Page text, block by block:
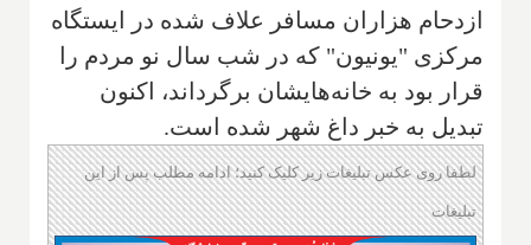
ازدحام هزاران مسافر علاف شده در ایستگاه
مرکزی "یونیون" که در شب سال نو مردم را
قرار بود به خانه‌هایشان برگرداند، اکنون
تبدیل به خبر داغ شهر شده است.
لطفا روی عکس تبلیغات زیر کلیک کنید؛ ادامه مطلب پس از این
تبلیغات